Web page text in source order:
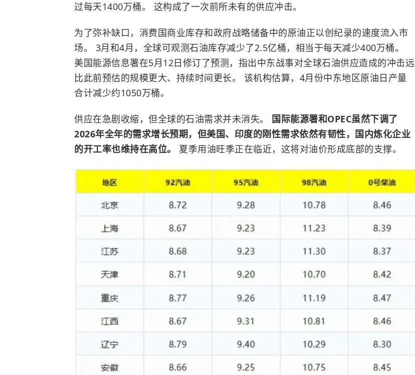
过每天1400万桶。 这构成了一次前所未有的供应冲击。
为了弥补缺口，消费国商业库存和政府战略储备中的原油正以创纪录的速度流入市
场。 3月和4月，全球可观测石油库存减少了2.5亿桶，相当于每天减少400万桶。
美国能源信息署在5月12日修订了预测，指出中东战事对全球石油供应造成的冲击远
比此前预估的规模更大、持续时间更长。 该机构估算，4月份中东地区原油日产量
合计减少约1050万桶。
供应在急剧收缩，但全球的石油需求并未消失。 国际能源署和OPEC虽然下调了
2026年全年的需求增长预期，但美国、印度的刚性需求依然有韧性，国内炼化企业
的开工率也维持在高位。 夏季用油旺季正在临近，这将对油价形成底部的支撑。